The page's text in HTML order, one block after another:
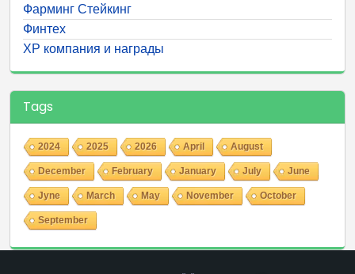
Фарминг Стейкинг
Финтех
ХР компания и награды
Tags
2024 2025 2026 April August
December February January July June
Jyne March May November October
September